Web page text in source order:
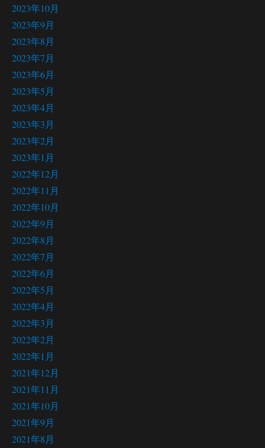
2023年10月
2023年9月
2023年8月
2023年7月
2023年6月
2023年5月
2023年4月
2023年3月
2023年2月
2023年1月
2022年12月
2022年11月
2022年10月
2022年9月
2022年8月
2022年7月
2022年6月
2022年5月
2022年4月
2022年3月
2022年2月
2022年1月
2021年12月
2021年11月
2021年10月
2021年9月
2021年8月